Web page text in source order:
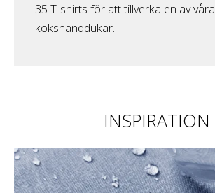
35 T-shirts för att tillverka en av våra
kökshanddukar.
INSPIRATION